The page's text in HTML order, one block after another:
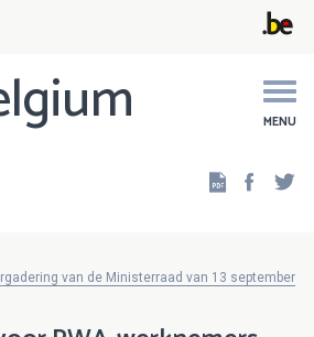
MENU
van de Ministerraad van 13 september